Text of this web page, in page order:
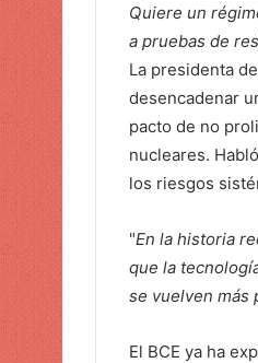
Quiere un
a pruebas de
La presidenta
desencadenar
pacto de no
nucleares.
los riesgos
"En la historia
que la
se vuelven más
El BCE ya ha